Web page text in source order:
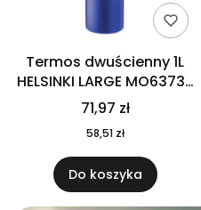
Termos dwuścienny 1L
HELSINKI LARGE MO6373-
04
71,97 zł
58,51 zł
Do koszyka